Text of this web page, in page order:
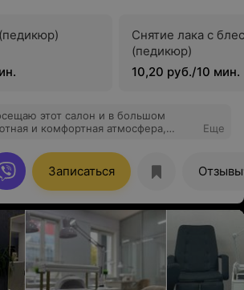
Снятие лака с
(педикюр)
10,20 руб./10 мин.
этот салон и в большом
и комфортная атмосфера,
настоящего мастера своего дела-
другие салоны, но смогла
проблемой только она, с первого
результат. Огромное
РЕКОМЕНДУЮ
Еще
Записаться Отзывы